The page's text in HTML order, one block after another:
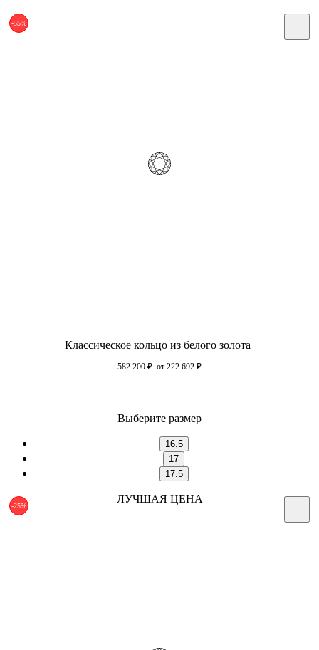
-55%
Классическое кольцо из белого золота
582 200 ₽ от 222 692 ₽
Выберите размер
16.5
17
17.5
-25%
ЛУЧШАЯ ЦЕНА